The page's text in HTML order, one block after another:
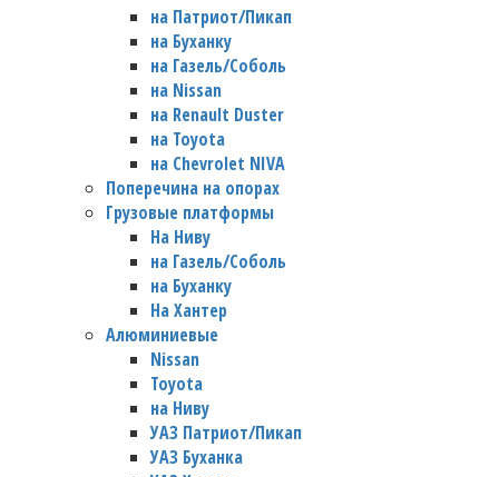
на Патриот/Пикап
на Буханку
на Газель/Соболь
на Nissan
на Renault Duster
на Toyota
на Chevrolet NIVA
Поперечина на опорах
Грузовые платформы
На Ниву
на Газель/Соболь
на Буханку
На Хантер
Алюминиевые
Nissan
Toyota
на Ниву
УАЗ Патриот/Пикап
УАЗ Буханка